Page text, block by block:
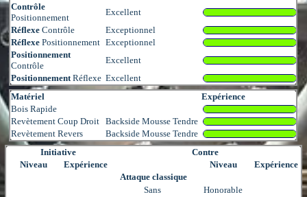
Contrôle
Positionnement
Excellent
Réflexe Contrôle
Exceptionnel
Réflexe Positionnement Exceptionnel
Positionnement
Contrôle
Excellent
Positionnement Réflexe Excellent
Matériel
Expérience
Bois Rapide
Revètement Coup Droit
Backside Mousse Tendre
Revètement Revers
Backside Mousse Tendre
Initiative
Contre
Niveau
Expérience Niveau
Expérience
Attaque classique
Sans
Honorable